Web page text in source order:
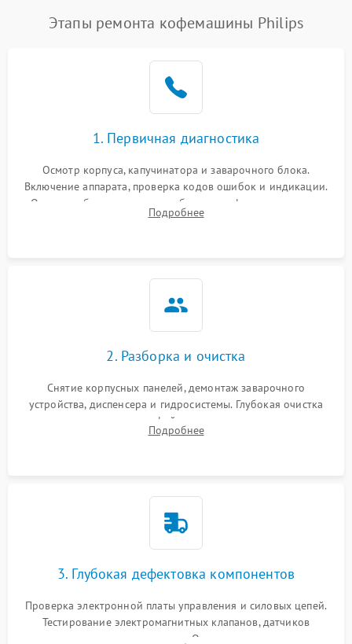
Этапы ремонта кофемашины Philips
1. Первичная диагностика
Осмотр корпуса, капучинатора и заварочного блока.
Включение аппарата, проверка кодов ошибок и индикации.
Оценка работы помпы, термоблока и кофемолки на слух.
Измерение температуры и давления воды для выявления
Подробнее
2. Разборка и очистка
Снятие корпусных панелей, демонтаж заварочного
устройства, диспенсера и гидросистемы. Глубокая очистка
внутренних узлов от кофейных масел, жмыха и накипи.
Промывка дренажных каналов и фильтров с использованием
Подробнее
3. Глубокая дефектовка компонентов
Проверка электронной платы управления и силовых цепей.
Тестирование электромагнитных клапанов, датчиков
температуры и расходомера. Оценка степени износа